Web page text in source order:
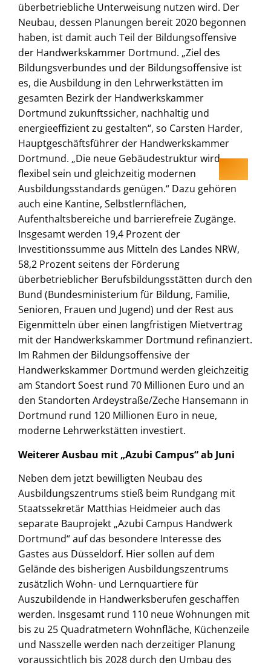
überbetriebliche Unterweisung nutzen wird. Der
Neubau, dessen Planungen bereit 2020 begonnen
haben, ist damit auch Teil der Bildungsoffensive
der Handwerkskammer Dortmund. „Ziel des
Bildungsverbundes und der Bildungsoffensive ist
es, die Ausbildung in den Lehrwerkstätten im
gesamten Bezirk der Handwerkskammer
Dortmund zukunftssicher, nachhaltig und
energieeffizient zu gestalten“, so Carsten Harder,
Hauptgeschäftsführer der Handwerkskammer
Dortmund. „Die neue Gebäudestruktur wird
flexibel sein und gleichzeitig modernen
Ausbildungsstandards genügen.“ Dazu gehören
auch eine Kantine, Selbstlernflächen,
Aufenthaltsbereiche und barrierefreie Zugänge.
Insgesamt werden 19,4 Prozent der
Investitionssumme aus Mitteln des Landes NRW,
58,2 Prozent seitens der Förderung
überbetrieblicher Berufsbildungsstätten durch den
Bund (Bundesministerium für Bildung, Familie,
Senioren, Frauen und Jugend) und der Rest aus
Eigenmitteln über einen langfristigen Mietvertrag
mit der Handwerkskammer Dortmund refinanziert.
Im Rahmen der Bildungsoffensive der
Handwerkskammer Dortmund werden gleichzeitig
am Standort Soest rund 70 Millionen Euro und an
den Standorten Ardeystraße/Zeche Hansemann in
Dortmund rund 120 Millionen Euro in neue,
moderne Lehrwerkstätten investiert.
Weiterer Ausbau mit „Azubi Campus“ ab Juni
Neben dem jetzt bewilligten Neubau des
Ausbildungszentrums stieß beim Rundgang mit
Staatssekretär Matthias Heidmeier auch das
separate Bauprojekt „Azubi Campus Handwerk
Dortmund“ auf das besondere Interesse des
Gastes aus Düsseldorf. Hier sollen auf dem
Gelände des bisherigen Ausbildungszentrums
zusätzlich Wohn- und Lernquartiere für
Auszubildende in Handwerksberufen geschaffen
werden. Insgesamt rund 110 neue Wohnungen mit
bis zu 25 Quadratmetern Wohnfläche, Küchenzeile
und Nasszelle werden nach derzeitiger Planung
voraussichtlich bis 2028 durch den Umbau des